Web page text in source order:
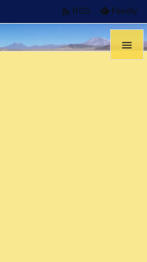

 RSS Feedly